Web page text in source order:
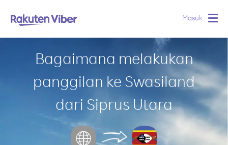
Masuk
Bagaimana melakukan
panggilan ke Swasiland
dari Siprus Utara